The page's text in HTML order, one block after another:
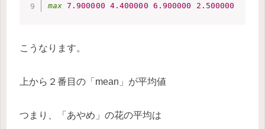
max 7.900000 4.400000 6.900000 2.500000
こうなります。
上から２番目の「mean」が平均値
つまり、「あやめ」の花の平均は